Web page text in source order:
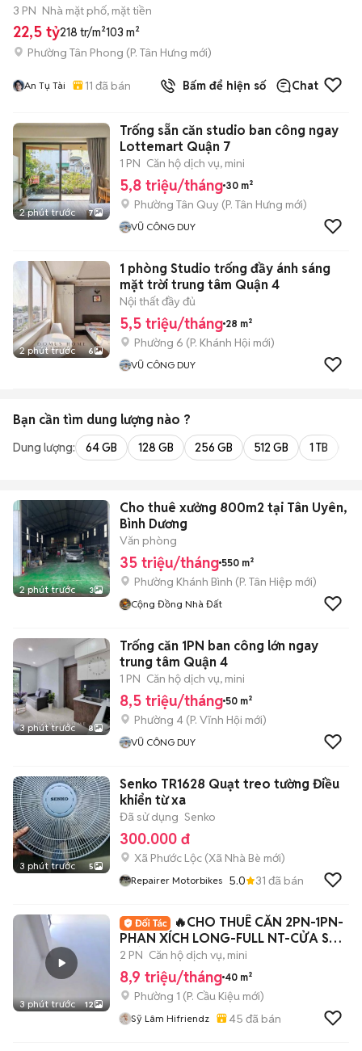
3 PN Nhà mặt phố, mặt tiền
22,5 tỷ218 tr/m²103 m²
Phường Tân Phong (P. Tân Hưng mới)
An Tụ Tài 11 đã bán Bấm để hiện số Chat
2 phút trước 7
Trống sẵn căn studio ban công ngay
Lottemart Quận 7
1 PN Căn hộ dịch vụ, mini
5,8 triệu/tháng 30 m²
Phường Tân Quy (P. Tân Hưng mới)
VŨ CÔNG DUY
2 phút trước 6
1 phòng Studio trống đầy ánh sáng
mặt trời trung tâm Quận 4
Nội thất đầy đủ
5,5 triệu/tháng 28 m²
Phường 6 (P. Khánh Hội mới)
VŨ CÔNG DUY
Bạn cần tìm dung lượng nào ?
Dung lượng: 64 GB 128 GB 256 GB 512 GB 1 TB
2 phút trước 3
Cho thuê xưởng 800m2 tại Tân Uyên,
Bình Dương
Văn phòng
35 triệu/tháng 550 m²
Phường Khánh Bình (P. Tân Hiệp mới)
Cộng Đồng Nhà Đất
3 phút trước 8
Trống căn 1PN ban công lớn ngay
trung tâm Quận 4
1 PN Căn hộ dịch vụ, mini
8,5 triệu/tháng 50 m²
Phường 4 (P. Vĩnh Hội mới)
VŨ CÔNG DUY
3 phút trước 5
Senko TR1628 Quạt treo tường Điều
khiển từ xa
Đã sử dụng Senko
300.000 đ
Xã Phước Lộc (Xã Nhà Bè mới)
Repairer Motorbikes 5.0 31 đã bán
3 phút trước 12
🔥CHO THUÊ CĂN 2PN-1PN-
PHAN XÍCH LONG-FULL NT-CỬA SỔ
TRỜI-BANCOL-40M2
2 PN Căn hộ dịch vụ, mini
8,9 triệu/tháng 40 m²
Phường 1 (P. Cầu Kiệu mới)
Sỹ Lâm Hifriendz 45 đã bán